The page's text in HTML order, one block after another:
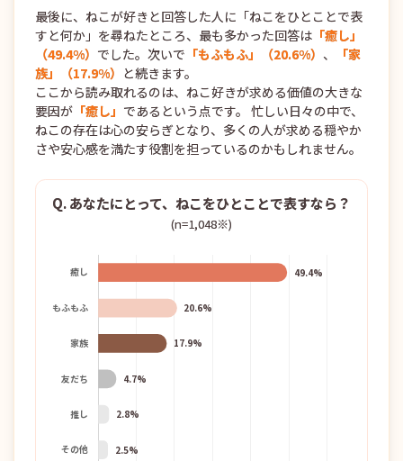
最後に、ねこが好きと回答した人に「ねこをひとことで表
すと何か」を尋ねたところ、最も多かった回答は「癒し」
（49.4%） でした。次いで 「もふもふ」（20.6%） 、
「家
族」（17.9%） と続きます。
ここから読み取れるのは、ねこ好きが求める価値の大きな
要因が「癒し」 であるという点です。 忙しい日々の中で、
ねこの存在は心の安らぎとなり、多くの人が求める穏やか
さや安心感を満たす役割を担っているのかもしれません。
Q. あなたにとって、ねこをひとことで表すなら？
(n=1,048※)